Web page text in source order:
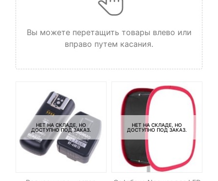
Вы можете перетащить товары влево или
вправо путем касания.
НЕТ НА СКЛАДЕ, НО
ДОСТУПНО ПОД ЗАКАЗ.
НЕТ НА СКЛАДЕ, НО
ДОСТУПНО ПОД ЗАКАЗ.